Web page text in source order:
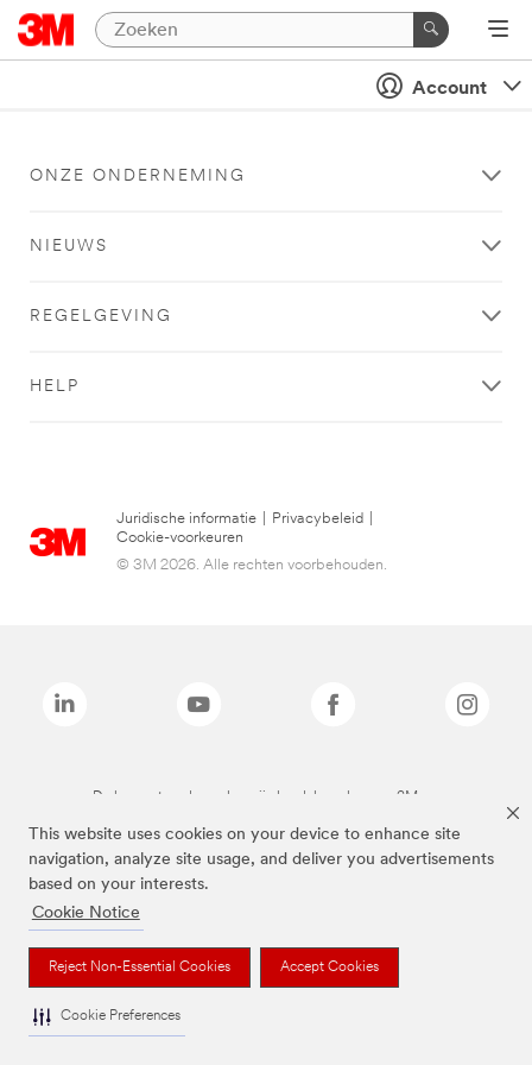
This website uses cookies on your device to enhance site
navigation, analyze site usage, and deliver you advertisements
based on your interests.
Cookie Notice
Reject Non-Essential Cookies Accept Cookies
Cookie Preferences
Account
ONZE ONDERNEMING
NIEUWS
REGELGEVING
HELP
Juridische informatie Privacybeleid
Cookie-voorkeuren
© 3M 2026. Alle rechten voorbehouden.
De bovenstaande merken zijn handelsmerken van 3M.we